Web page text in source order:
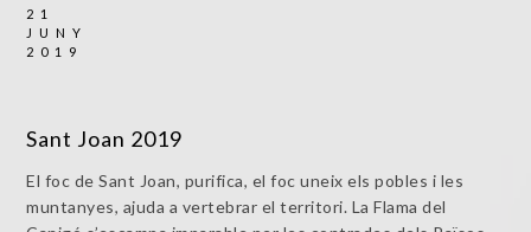
21
JUNY
2019
Sant Joan 2019
El foc de Sant Joan, purifica, el foc uneix els pobles i les
muntanyes, ajuda a vertebrar el territori. La Flama del